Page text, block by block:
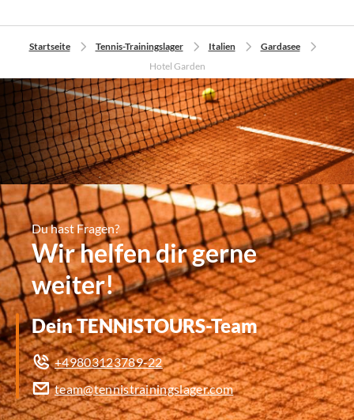
Startseite Tennis-Trainingslager Italien
Gardasee
Hotel Garden
Du hast Fragen?
Wir helfen dir gerne
weiter!
Dein TENNISTOURS-Team
+49803123789-22
team@tennistrainingslager.com